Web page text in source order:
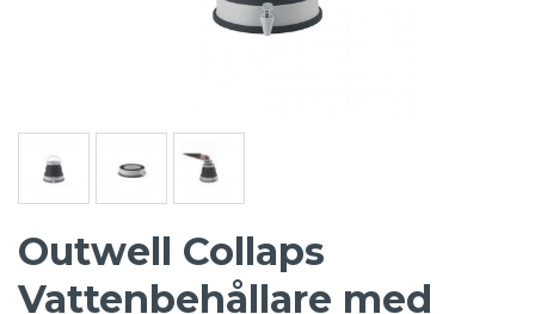
Outwell Collaps
Vattenbehållare med